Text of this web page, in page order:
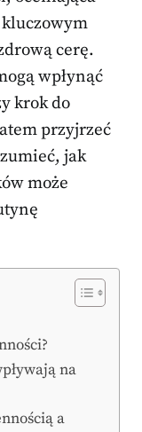
kluczowym
cerę.
wpłynąć
krok do
przyjrzeć
jak
może
na
a